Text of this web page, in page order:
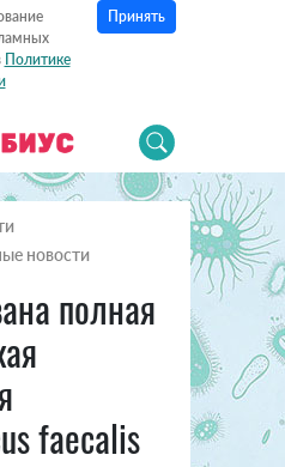
Политике
Принять
новости
полная
faecalis